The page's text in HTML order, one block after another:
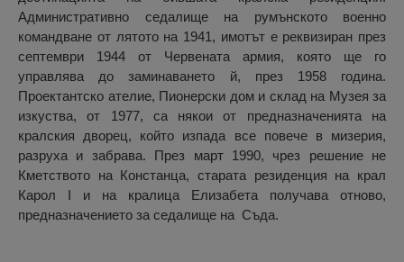
Административно седалище на румънското военно
командване от лятото на 1941, имотът е реквизиран през
септември 1944 от Червената армия, която ще го
управлява до заминаването й, през 1958 година.
Проектантско ателие, Пионерски дом и склад на Музея за
изкуства, от 1977, са някои от предназначенията на
кралския дворец, който изпада все повече в мизерия,
разруха и забрава. През март 1990, чрез решение не
Кметството на Констанца, старата резиденция на крал
Карол I и на кралица Елизабета получава отново,
предназначението за седалище на Съда.